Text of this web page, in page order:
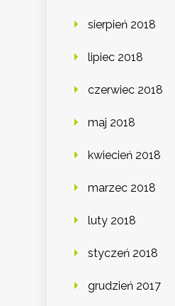
sierpień 2018
lipiec 2018
czerwiec 2018
maj 2018
kwiecień 2018
marzec 2018
luty 2018
styczeń 2018
grudzień 2017